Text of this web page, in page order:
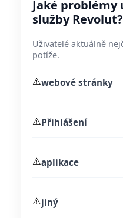
Jaké problémy
služby Revolut?
Uživatelé aktuálně
potíže.
⚠️webové stránky
⚠️Přihlášení
⚠️aplikace
⚠️jiný